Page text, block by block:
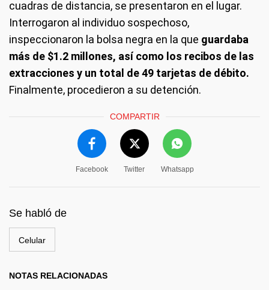
cuadras de distancia, se presentaron en el lugar.
Interrogaron al individuo sospechoso,
inspeccionaron la bolsa negra en la que guardaba
más de $1.2 millones, así como los recibos de las
extracciones y un total de 49 tarjetas de débito.
Finalmente, procedieron a su detención.
COMPARTIR
Facebook Twitter Whatsapp
Se habló de
Celular
NOTAS RELACIONADAS